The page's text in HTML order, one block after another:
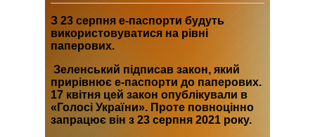
З 23 серпня е-паспорти будуть
використовуватися на рівні
паперових.
Зеленський підписав закон, який
прирівнює е-паспорти до паперових.
17 квітня цей закон опублікували в
«Голосі України». Проте повноцінно
запрацює він з 23 серпня 2021 року.